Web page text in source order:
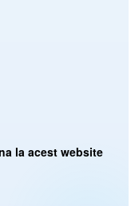
la acest website